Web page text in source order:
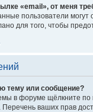
«email», от меня
пользователи
для того, чтобы
тему или сообщение?
в форуме щёлкните по
Перечень ваших прав